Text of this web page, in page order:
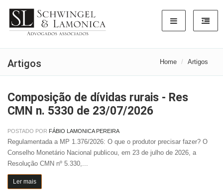
Artigos Home Artigos
Composição de dívidas rurais - Res
CMN n. 5330 de 23/07/2026
POSTADO POR FÁBIO LAMONICA PEREIRA
Regulamentada a MP 1.376/2026: O que o produtor precisar fazer? O
Conselho Monetário Nacional publicou, em 23 de julho de 2026, a
Resolução CMN nº 5.330,...
Ler mais